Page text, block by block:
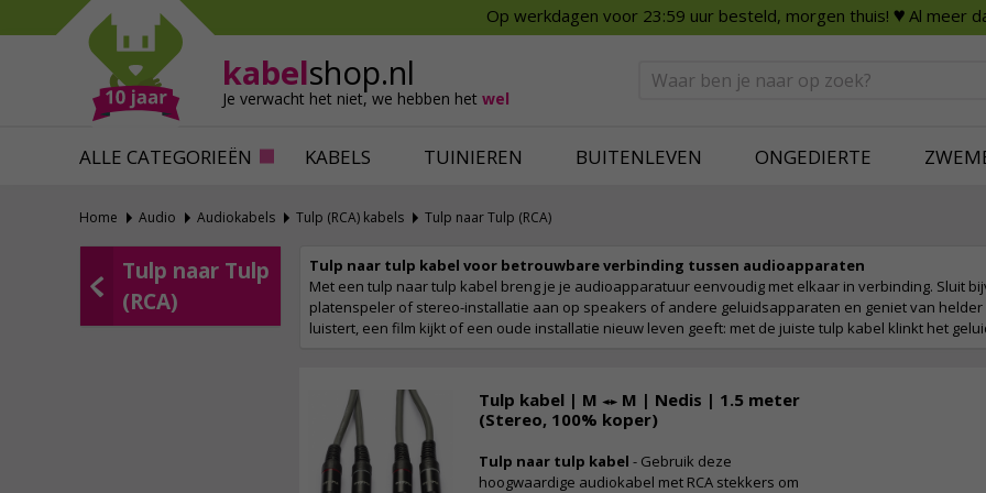
Op werkdagen voor 23:59 uur besteld, morgen thuis! ♥ Al meer
kabelshop.nl
Je verwacht het niet, we hebben het wel
ALLE CATEGORIEËN KABELS TUINIEREN BUITENLEVEN ONGEDIERTE
Mollen verjagen
Slakken bestrijden
Katten verjagen
Alles tegen ongedierte
Verfbenodigdheden
Behangbenodigdheden
Ventilatie
Smart Home
Deurbellen
Slimme
Home Audio Audiokabels Tulp (RCA) kabels Tulp naar Tulp (RCA)
Tulp naar Tulp
(RCA)
Tulp naar tulp kabel voor betrouwbare verbinding tussen audioapparaten
Met een tulp naar tulp kabel breng je je audioapparatuur eenvoudig met elkaar in verbinding. Sluit
platenspeler of stereo-installatie aan op speakers of andere geluidsapparaten en geniet van helder
luistert, een film kijkt of een oude installatie nieuw leven geeft: met de juiste tulp kabel klinkt het
Tulp kabel | M ↔ M | Nedis | 1.5 meter
(Stereo, 100% koper)
Tulp naar tulp kabel- Gebruik deze
hoogwaardige audiokabel met RCA stekkers om